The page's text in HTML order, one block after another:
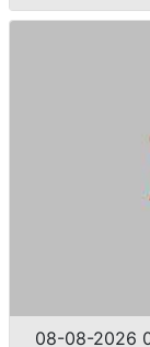
08-08-2026